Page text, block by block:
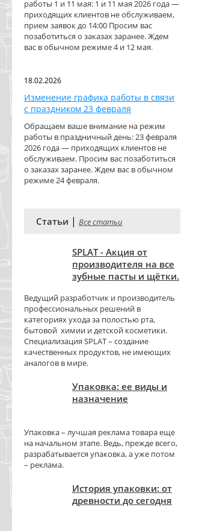
работы 1 и 11 мая: 1 и 11 мая 2026 года —
приходящих клиентов не обслуживаем,
прием заявок до 14:00 Просим вас
позаботиться о заказах заранее. Ждем
вас в обычном режиме 4 и 12 мая.
18.02.2026
Изменение графика работы в связи
с праздником 23 февраля
Обращаем ваше внимание на режим
работы в праздничный день: 23 февраля
2026 года — приходящих клиентов не
обслуживаем. Просим вас позаботиться
о заказах заранее. Ждем вас в обычном
режиме 24 февраля.
Статьи | Все статьи
SPLAT - Акция от
производителя на все
зубные пасты и щётки.
Ведущий разработчик и производитель
профессиональных решений в
категориях ухода за полостью рта,
бытовой химии и детской косметики.
Специализация SPLAT – создание
качественных продуктов, не имеющих
аналогов в мире.
Упаковка: ее виды и
назначение
Упаковка – лучшая реклама товара еще
на начальном этапе. Ведь, прежде всего,
разрабатывается упаковка, а уже потом
– реклама.
История упаковки: от
древности до сегодня